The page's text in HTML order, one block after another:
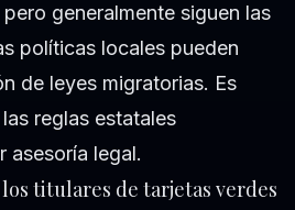
generalmente siguen las
políticas locales pueden
de leyes migratorias. Es
reglas estatales
asesoría legal.
titulares de tarjetas verdes